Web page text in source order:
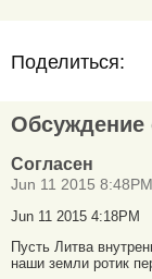
Поделиться:
Обсуждение
Согласен
Jun 11 2015 8:48PM
Jun 11 2015 4:18PM
Пусть Литва
наши земли ротик